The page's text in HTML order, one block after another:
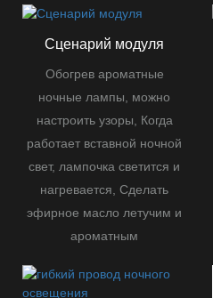
Сценарий модуля
Обогрев ароматные
ночные лампы, можно
настроить узоры,
Когда
работает вставной ночной
свет, лампочка светится и
нагревается, Сделать
эфирное масло летучим и
ароматным